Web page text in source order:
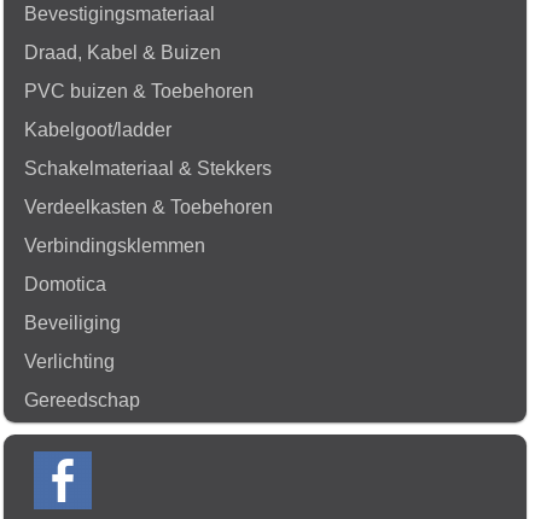
Bevestigingsmateriaal
Draad, Kabel & Buizen
PVC buizen & Toebehoren
Kabelgoot/ladder
Schakelmateriaal & Stekkers
Verdeelkasten & Toebehoren
Verbindingsklemmen
Domotica
Beveiliging
Verlichting
Gereedschap